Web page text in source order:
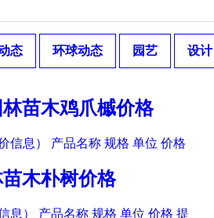
态 环球动态 园艺 设计
苗木鸡爪槭价格
信息） 产品名称 规格 单位 价格
木朴树价格
息） 产品名称 规格 单位 价格 提